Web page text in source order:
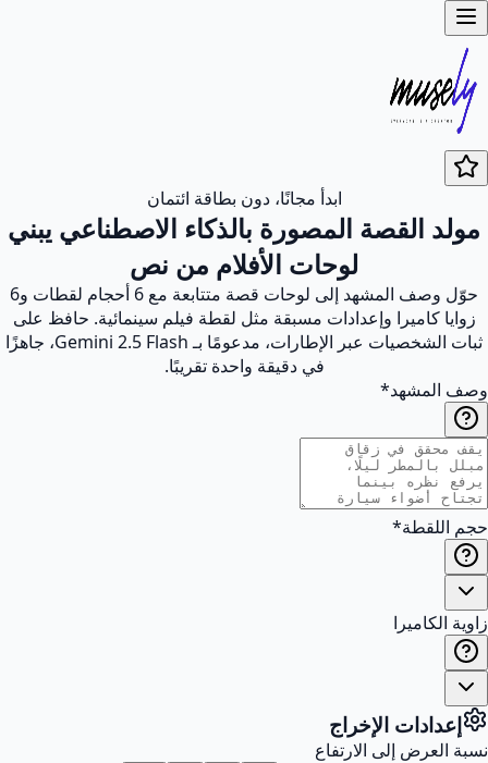
ابدأ مجانًا، دون بطاقة ائتمان
مولد القصة المصورة بالذكاء الاصطناعي يبني
لوحات الأفلام من نص
حوّل وصف المشهد إلى لوحات قصة متتابعة مع 6 أحجام لقطات و6
زوايا كاميرا وإعدادات مسبقة مثل لقطة فيلم سينمائية. حافظ على
ثبات الشخصيات عبر الإطارات، مدعومًا بـ Gemini 2.5 Flash، جاهزًا
في دقيقة واحدة تقريبًا.
وصف المشهد*
حجم اللقطة*
زاوية الكاميرا
إعدادات الإخراج
نسبة العرض إلى الارتفاع